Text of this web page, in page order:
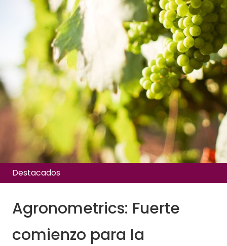
Destacados
Agronometrics: Fuerte
comienzo para la